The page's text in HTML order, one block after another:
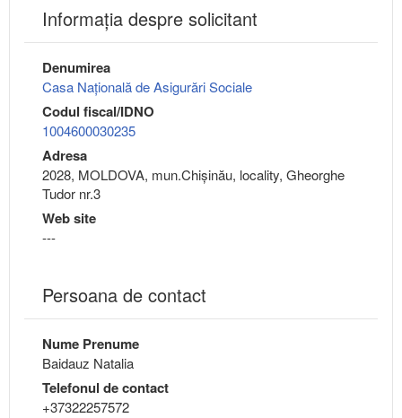
Informaţia despre solicitant
Denumirea
Casa Națională de Asigurări Sociale
Codul fiscal/IDNO
1004600030235
Adresa
2028, MOLDOVA, mun.Chişinău, locality, Gheorghe
Tudor nr.3
Web site
---
Persoana de contact
Nume Prenume
Baidauz Natalia
Telefonul de contact
+37322257572